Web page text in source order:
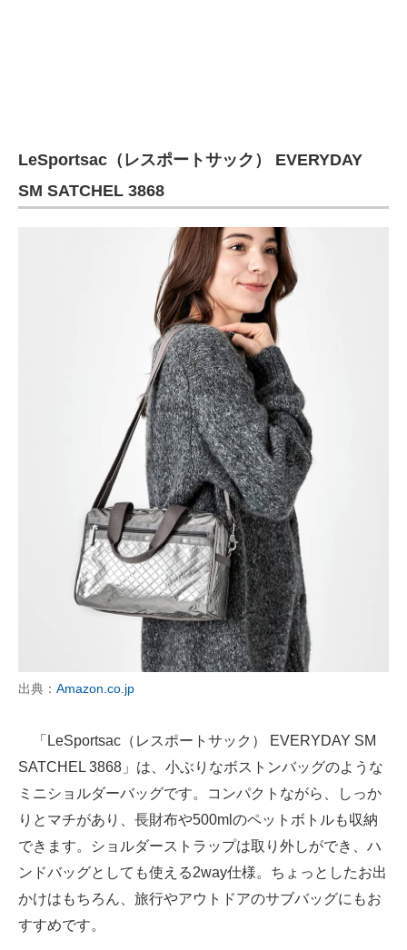
建設×テクノロジーの最前線
ちょっと気になるネットの話題
LeSportsac（レスポートサック） EVERYDAY
SM SATCHEL 3868
出典： Amazon.co.jp
「LeSportsac（レスポートサック） EVERYDAY SM
SATCHEL 3868」は、小ぶりなボストンバッグのような
ミニショルダーバッグです。コンパクトながら、しっか
りとマチがあり、長財布や500mlのペットボトルも収納
できます。ショルダーストラップは取り外しができ、ハ
ンドバッグとしても使える2way仕様。ちょっとしたお出
かけはもちろん、旅行やアウトドアのサブバッグにもお
すすめです。